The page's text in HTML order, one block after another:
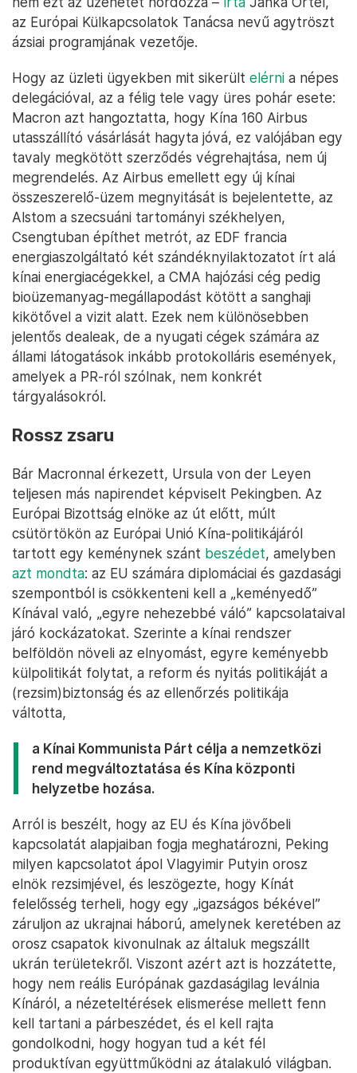
az Európai Külkapcsolatok Tanácsa nevű agytröszt
ázsiai programjának vezetője.
Hogy az üzleti ügyekben mit sikerült elérni a népes
delegációval, az a félig tele vagy üres pohár esete:
Macron azt hangoztatta, hogy Kína 160 Airbus
utasszállító vásárlását hagyta jóvá, ez valójában egy
tavaly megkötött szerződés végrehajtása, nem új
megrendelés. Az Airbus emellett egy új kínai
összeszerelő-üzem megnyitását is bejelentette, az
Alstom a szecsuáni tartományi székhelyen,
Csengtuban építhet metrót, az EDF francia
energiaszolgáltató két szándéknyilaktozatot írt alá
kínai energiacégekkel, a CMA hajózási cég pedig
bioüzemanyag-megállapodást kötött a sanghaji
kikötővel a vizit alatt. Ezek nem különösebben
jelentős dealeak, de a nyugati cégek számára az
állami látogatások inkább protokolláris események,
amelyek a PR-ról szólnak, nem konkrét
tárgyalásokról.
Rossz zsaru
Bár Macronnal érkezett, Ursula von der Leyen
teljesen más napirendet képviselt Pekingben. Az
Európai Bizottság elnöke az út előtt, múlt
csütörtökön az Európai Unió Kína-politikájáról
tartott egy keménynek szánt beszédet, amelyben
azt mondta: az EU számára diplomáciai és gazdasági
szempontból is csökkenteni kell a „keményedő”
Kínával való, „egyre nehezebbé váló” kapcsolataival
járó kockázatokat. Szerinte a kínai rendszer
belföldön növeli az elnyomást, egyre keményebb
külpolitikát folytat, a reform és nyitás politikáját a
(rezsim)biztonság és az ellenőrzés politikája
váltotta,
a Kínai Kommunista Párt célja a nemzetközi
rend megváltoztatása és Kína központi
helyzetbe hozása.
Arról is beszélt, hogy az EU és Kína jövőbeli
kapcsolatát alapjaiban fogja meghatározni, Peking
milyen kapcsolatot ápol Vlagyimir Putyin orosz
elnök rezsimjével, és leszögezte, hogy Kínát
felelősség terheli, hogy egy „igazságos békével”
záruljon az ukrajnai háború, amelynek keretében az
orosz csapatok kivonulnak az általuk megszállt
ukrán területekről. Viszont azért azt is hozzátette,
hogy nem reális Európának gazdaságilag leválnia
Kínáról, a nézeteltérések elismerése mellett fenn
kell tartani a párbeszédet, és el kell rajta
gondolkodni, hogy hogyan tud a két fél
produktívan együttműködni az átalakuló világban.